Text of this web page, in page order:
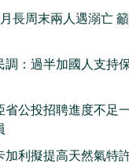
長周末兩人遇溺亡
調：過半加國人支持
省公投招聘進度不
加利擬提高天然氣特